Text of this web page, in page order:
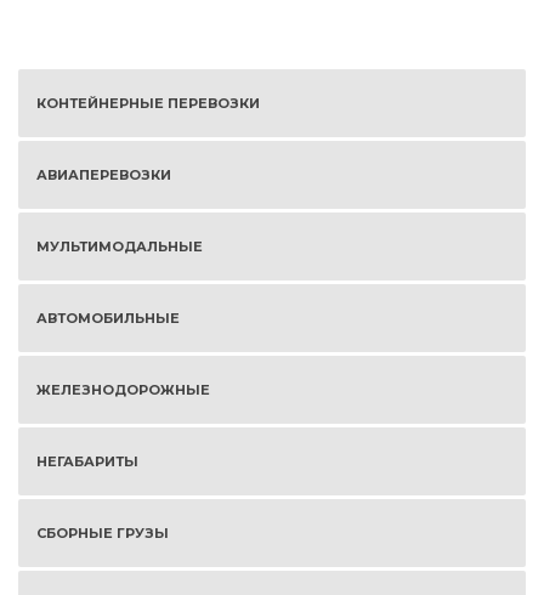
КОНТЕЙНЕРНЫЕ ПЕРЕВОЗКИ
АВИАПЕРЕВОЗКИ
МУЛЬТИМОДАЛЬНЫЕ
АВТОМОБИЛЬНЫЕ
ЖЕЛЕЗНОДОРОЖНЫЕ
НЕГАБАРИТЫ
СБОРНЫЕ ГРУЗЫ